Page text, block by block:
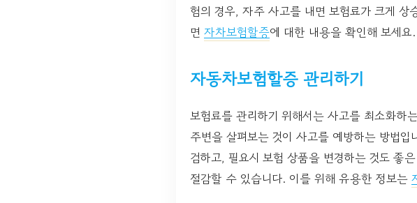
험의 경우, 자주 사고를 내면 보험료가 크게
면 자차보험할증에 대한 내용을 확인해 보세요.
자동차보험할증 관리하기
보험료를 관리하기 위해서는 사고를 최소화하
주변을 살펴보는 것이 사고를 예방하는 방법
검하고, 필요시 보험 상품을 변경하는 것도 좋
절감할 수 있습니다. 이를 위해 유용한 정보는